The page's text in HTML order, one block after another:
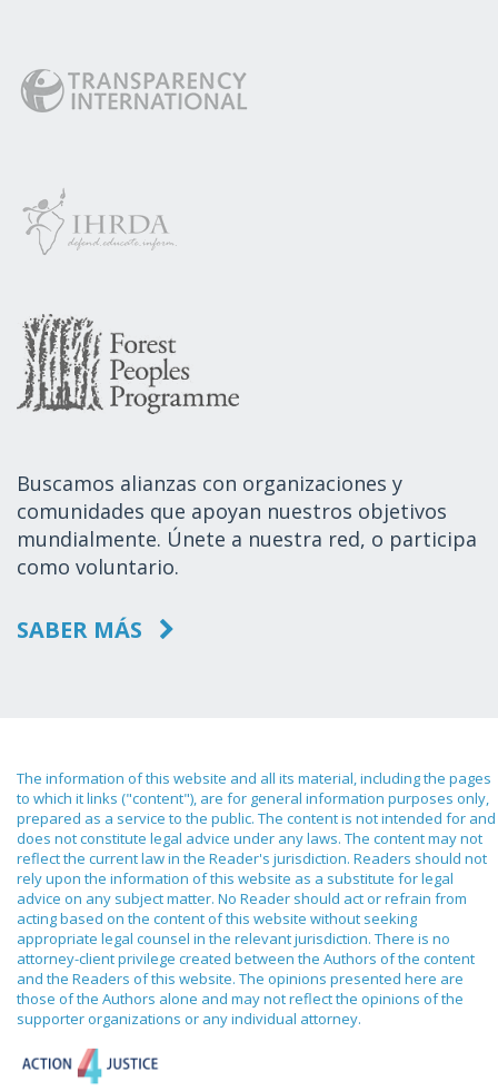
Buscamos alianzas con organizaciones y
comunidades que apoyan nuestros objetivos
mundialmente. Únete a nuestra red, o participa
como voluntario.
SABER MÁS
The information of this website and all its material, including the pages
to which it links ("content"), are for general information purposes only,
prepared as a service to the public. The content is not intended for and
does not constitute legal advice under any laws. The content may not
reflect the current law in the Reader's jurisdiction. Readers should not
rely upon the information of this website as a substitute for legal
advice on any subject matter. No Reader should act or refrain from
acting based on the content of this website without seeking
appropriate legal counsel in the relevant jurisdiction. There is no
attorney-client privilege created between the Authors of the content
and the Readers of this website. The opinions presented here are
those of the Authors alone and may not reflect the opinions of the
supporter organizations or any individual attorney.